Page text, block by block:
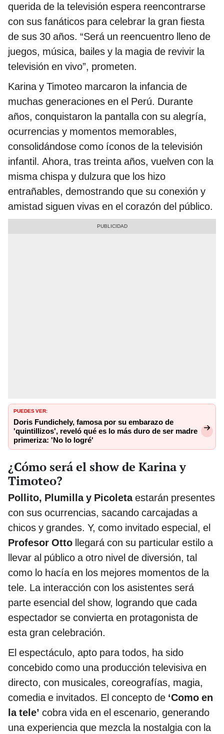
querida de la televisión espera reencontrarse
con sus fanáticos para celebrar la gran fiesta
de sus 30 años. “Será un reencuentro lleno de
juegos, música, bailes y la magia de revivir la
televisión en vivo”, prometen.
Karina y Timoteo marcaron la infancia de
muchas generaciones en el Perú. Durante
años, conquistaron la pantalla con su alegría,
ocurrencias y momentos memorables,
consolidándose como íconos de la televisión
infantil. Ahora, tras treinta años, vuelven con la
misma chispa y dulzura que los hizo
entrañables, demostrando que su conexión y
amistad siguen vivas en el corazón del público.
PUEDES VER:
Doris Fundichely, famosa por su embarazo de
'quintillizos', reveló qué es lo más duro de ser madre
primeriza: 'No lo logré'
¿Cómo será el show de Karina y
Timoteo?
Pollito, Plumilla y Picoletaestarán presentes
con sus ocurrencias, sacando carcajadas a
chicos y grandes. Y, como invitado especial, el
Profesor Otto llegará con su particular estilo a
llevar al público a otro nivel de diversión, tal
como lo hacía en los mejores momentos de la
tele. La interacción con los asistentes será
parte esencial del show, logrando que cada
espectador se convierta en protagonista de
esta gran celebración.
El espectáculo, apto para todos, ha sido
concebido como una producción televisiva en
directo, con musicales, coreografías, magia,
comedia e invitados. El concepto de ‘Como en
la tele’ cobra vida en el escenario, generando
una experiencia que mezcla la nostalgia con la